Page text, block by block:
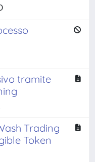
tramite
Trading
Token